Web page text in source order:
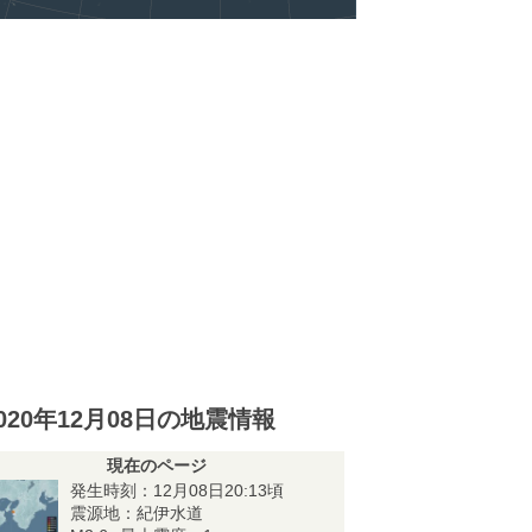
年12月08日の地震情報
現在のページ
発生時刻：12月08日20:13頃
震源地：紀伊水道